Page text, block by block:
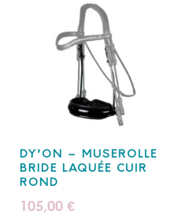
DY’ON – MUSEROLLE
BRIDE LAQUÉE CUIR
ROND
105,00 €